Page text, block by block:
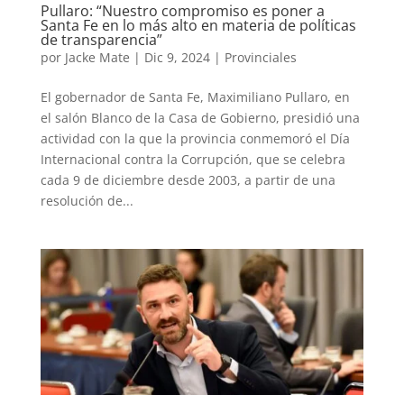
Pullaro: “Nuestro compromiso es poner a
Santa Fe en lo más alto en materia de políticas
de transparencia”
por Jacke Mate | Dic 9, 2024| Provinciales
El gobernador de Santa Fe, Maximiliano Pullaro, en
el salón Blanco de la Casa de Gobierno, presidió una
actividad con la que la provincia conmemoró el Día
Internacional contra la Corrupción, que se celebra
cada 9 de diciembre desde 2003, a partir de una
resolución de...